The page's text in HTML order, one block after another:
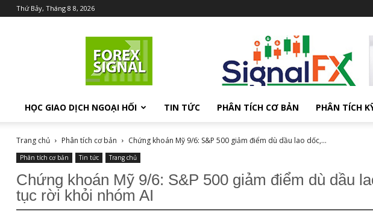
Thứ Bảy, Tháng 8 8, 2026
HỌC GIAO DỊCH NGOẠI HỐI
TIN TỨC PHÂN TÍCH CƠ BẢN PHÂN TÍCH
Trang chủ Phân tích cơ bản Chứng khoán Mỹ 9/6: S&P 500 giảm điểm dù dầu lao dốc,...
Phân tích cơ bản Tin tức Trang chủ
Chứng khoán Mỹ 9/6: S&P 500 giảm điểm dù dầu
tục rời khỏi nhóm AI